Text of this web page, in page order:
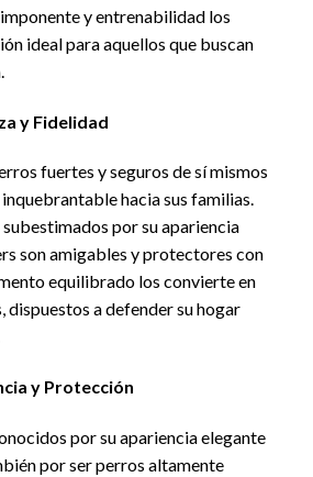
y entrenabilidad los
ideal para aquellos que buscan
y Fidelidad
fuertes y seguros de sí mismos
hacia sus familias.
subestimados por su apariencia
son amigables y protectores con
equilibrado los convierte en
dispuestos a defender su hogar
y Protección
por su apariencia elegante
por ser perros altamente